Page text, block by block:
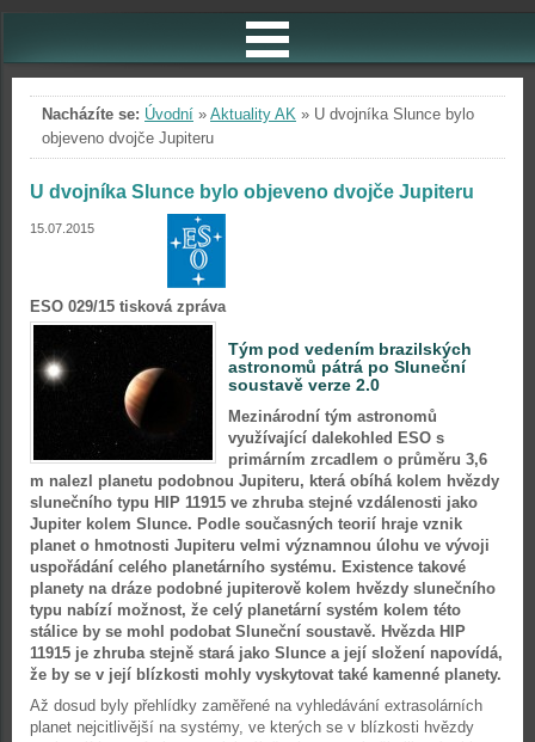
Nacházíte se: Úvodní » Aktuality AK » U dvojníka Slunce bylo
objeveno dvojče Jupiteru
U dvojníka Slunce bylo objeveno dvojče Jupiteru
15.07.2015
ESO 029/15 tisková zpráva
Tým pod vedením brazilských
astronomů pátrá po Sluneční
soustavě verze 2.0
Mezinárodní tým astronomů
využívající dalekohled ESO s
primárním zrcadlem o průměru 3,6
m nalezl planetu podobnou Jupiteru, která obíhá kolem hvězdy
slunečního typu HIP 11915 ve zhruba stejné vzdálenosti jako
Jupiter kolem Slunce. Podle současných teorií hraje vznik
planet o hmotnosti Jupiteru velmi významnou úlohu ve vývoji
uspořádání celého planetárního systému. Existence takové
planety na dráze podobné jupiterově kolem hvězdy slunečního
typu nabízí možnost, že celý planetární systém kolem této
stálice by se mohl podobat Sluneční soustavě. Hvězda HIP
11915 je zhruba stejně stará jako Slunce a její složení napovídá,
že by se v její blízkosti mohly vyskytovat také kamenné planety.
Až dosud byly přehlídky zaměřené na vyhledávání extrasolárních
planet nejcitlivější na systémy, ve kterých se v blízkosti hvězdy